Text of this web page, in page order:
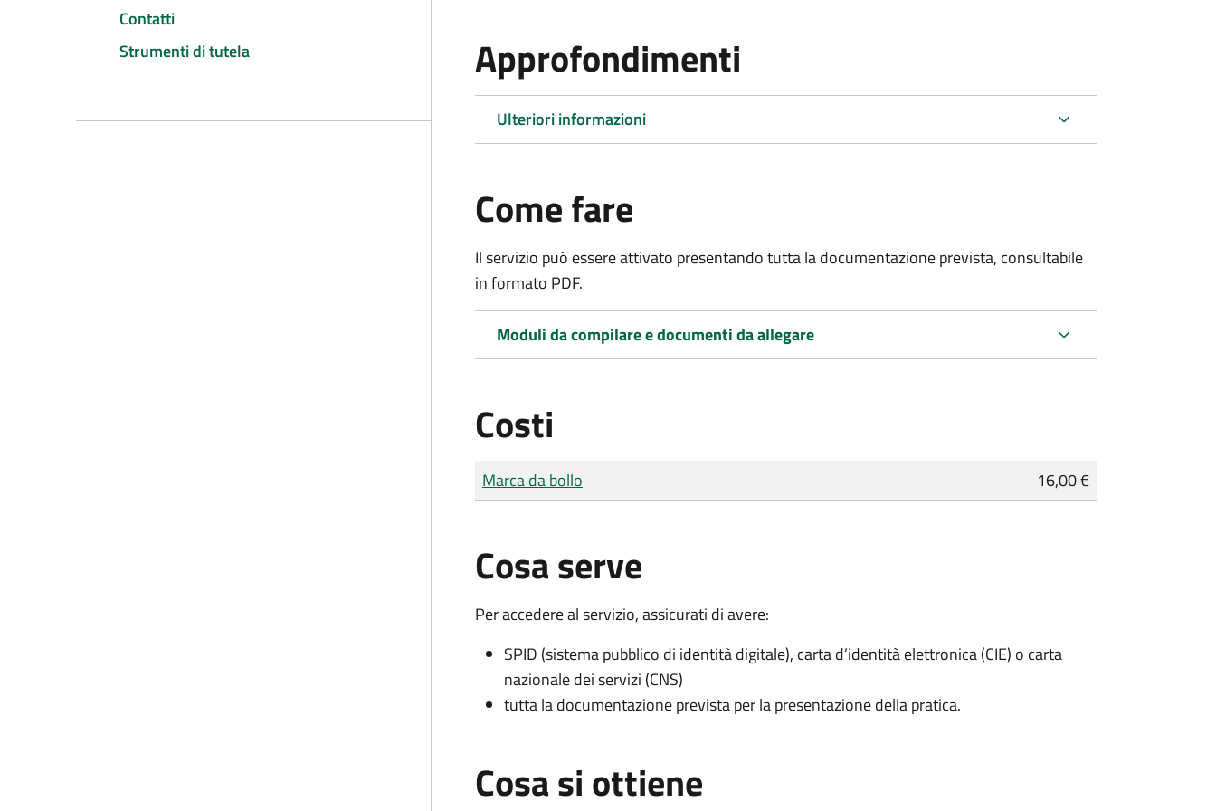
Contatti
Strumenti di tutela
Approfondimenti
Ulteriori informazioni
Come fare
Il servizio può essere attivato presentando tutta la documentazione prevista, consultabile
in formato PDF.
Moduli da compilare e documenti da allegare
Costi
Tipo di pagamento
Importo
Marca da bollo 16,00 €
Cosa serve
Per accedere al servizio, assicurati di avere:
SPID (sistema pubblico di identità digitale), carta d’identità elettronica (CIE) o carta
nazionale dei servizi (CNS)
tutta la documentazione prevista per la presentazione della pratica.
Cosa si ottiene